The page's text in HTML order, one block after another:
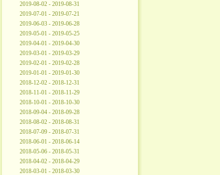
2019-08-02 - 2019-08-31
2019-07-01 - 2019-07-21
2019-06-03 - 2019-06-28
2019-05-01 - 2019-05-25
2019-04-01 - 2019-04-30
2019-03-01 - 2019-03-29
2019-02-01 - 2019-02-28
2019-01-01 - 2019-01-30
2018-12-02 - 2018-12-31
2018-11-01 - 2018-11-29
2018-10-01 - 2018-10-30
2018-09-04 - 2018-09-28
2018-08-02 - 2018-08-31
2018-07-09 - 2018-07-31
2018-06-01 - 2018-06-14
2018-05-06 - 2018-05-31
2018-04-02 - 2018-04-29
2018-03-01 - 2018-03-30